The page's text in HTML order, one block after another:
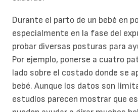
Durante el parto de un bebé en
especialmente en la fase del
probar diversas posturas para
Por ejemplo, ponerse a cuatro
lado sobre el costado donde se
bebé. Aunque los datos son
estudios parecen mostrar que